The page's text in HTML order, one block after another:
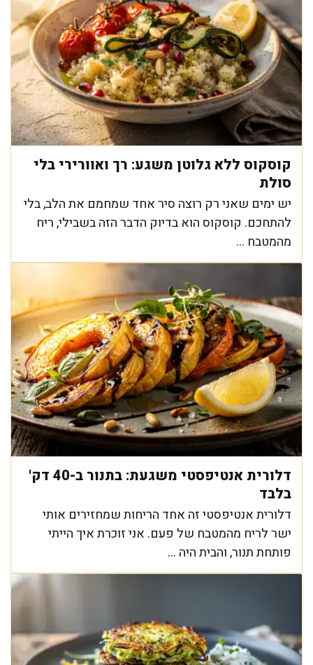
קוסקוס ללא גלוטן משגע: רך ואוורירי בלי
סולת
יש ימים שאני רק רוצה סיר אחד שמחמם את הלב, בלי
להתחכם. קוסקוס הוא בדיוק הדבר הזה בשבילי, ריח
מהמטבח ...
דלורית אנטיפסטי משגעת: בתנור ב-40 דק'
בלבד
דלורית אנטיפסטי זה אחד הריחות שמחזירים אותי
ישר לריח מהמטבח של פעם. אני זוכרת איך הייתי
פותחת תנור, והבית היה ...